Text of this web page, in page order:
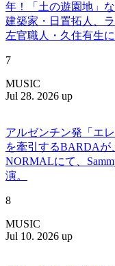
年！「土の遊園地」
建築家・日置拓人、
左官職人・久住有生
7
MUSIC
Jul 28. 2026 up
アルゼンチン発「エ
を牽引するBARDAが
NORMALにて、
演。
8
MUSIC
Jul 10. 2026 up